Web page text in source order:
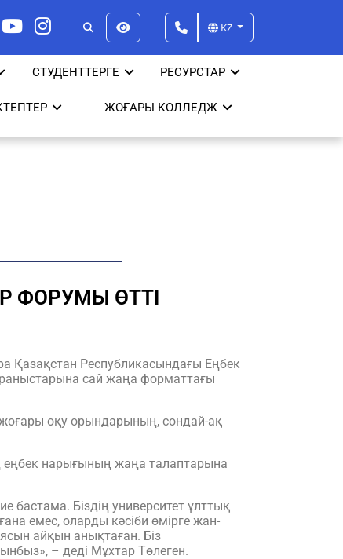
KZ
СТУДЕНТТЕРГЕ РЕСУРСТАР
ЖОҒАРЫ КОЛЛЕДЖ
ФОРУМЫ ӨТТІ
Қазақстан Республикасындағы Еңбек
сай жаңа форматтағы
оқу орындарының, сондай-ақ
нарығының жаңа талаптарына
Біздің университет ұлттық
емес, оларды кәсіби өмірге жан-
айқын анықтаған. Біз
– деді Мұхтар Төлеген.